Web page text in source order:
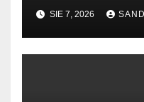
SIE 7, 2026